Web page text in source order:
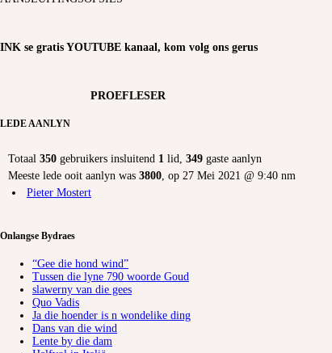
INK se gratis YOUTUBE kanaal, kom volg ons gerus
PROEFLESER
LEDE AANLYN
Totaal 350 gebruikers insluitend 1 lid, 349 gaste aanlyn
Meeste lede ooit aanlyn was 3800, op 27 Mei 2021 @ 9:40 nm
Pieter Mostert
Onlangse Bydraes
“Gee die hond wind”
Tussen die lyne 790 woorde Goud
slawerny van die gees
Quo Vadis
Ja die hoender is n wondelike ding
Dans van die wind
Lente by die dam